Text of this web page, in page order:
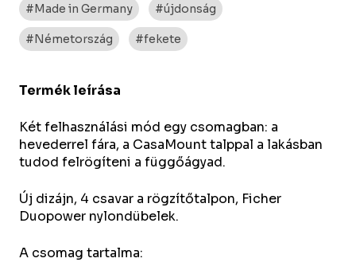
#Made in Germany #újdonság
#Németország #fekete
Termék leírása
Két felhasználási mód egy csomagban: a
hevederrel fára, a CasaMount talppal a lakásban
tudod felrögíteni a függőágyad.
Új dizájn, 4 csavar a rögzítőtalpon, Ficher
Duopower nylondübelek.
A csomag tartalma: